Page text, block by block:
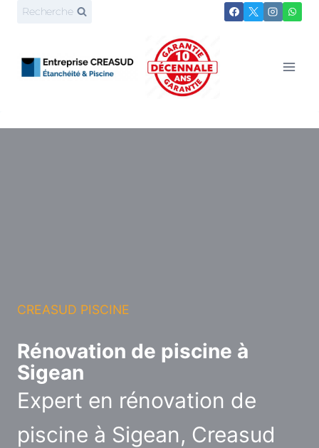
AllerRecherche
CREASUD PISCINE
Rénovation de piscine à
Sigean
Expert en rénovation de
piscine à Sigean, Creasud